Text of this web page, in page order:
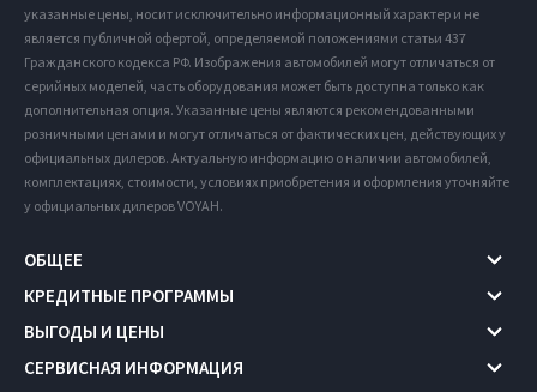
указанные цены, носит исключительно информационный характер и не
является публичной офертой, определяемой положениями статьи 437
Гражданского кодекса РФ. Изображения автомобилей могут отличаться от
серийных моделей, часть оборудования может быть доступна только как
дополнительная опция. Указанные цены являются рекомендованными
розничными ценами и могут отличаться от фактических цен, действующих у
официальных дилеров. Актуальную информацию о наличии автомобилей,
комплектациях, стоимости, условиях приобретения и оформления уточняйте
у официальных дилеров VOYAH.
ОБЩЕЕ
КРЕДИТНЫЕ ПРОГРАММЫ
ВЫГОДЫ И ЦЕНЫ
СЕРВИСНАЯ ИНФОРМАЦИЯ